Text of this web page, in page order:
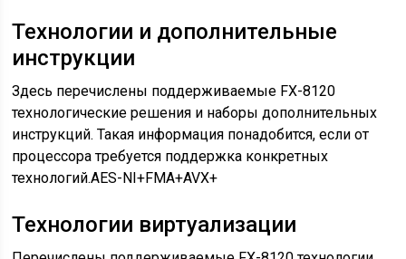
Технологии и дополнительные
инструкции
Здесь перечислены поддерживаемые FX-8120
технологические решения и наборы дополнительных
инструкций. Такая информация понадобится, если от
процессора требуется поддержка конкретных
технологий.AES-NI+FMA+AVX+
Технологии виртуализации